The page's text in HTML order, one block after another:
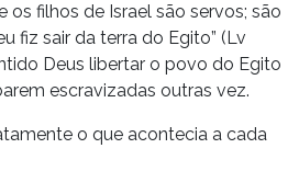
os filhos de Israel são servos; são
fiz sair da terra do Egito” (Lv
Deus libertar o povo do Egito
escravizadas outras vez.
o que acontecia a cada